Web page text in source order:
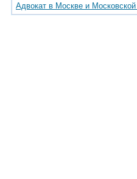
Адвокат в Москве и Московской